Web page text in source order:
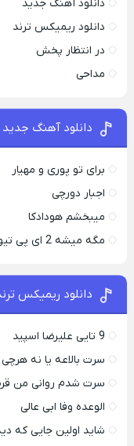
دانلود آهنگ جدید
دانلود ریمیکس ترند
در انتظار پخش
مداحی
دانلود آهنگ جدید
برای تو پوری و مهیار
اجبار دورچی
میبخشم هودادکا
مگه میشه 2 ای پی تیون
دانلود ریمیکس
9 تایی علیرضا اسپید
سرت بالاعه یا نه
سرت شدم روانی من
الوعده وفا ابی عالی
شاید اولین جایی که